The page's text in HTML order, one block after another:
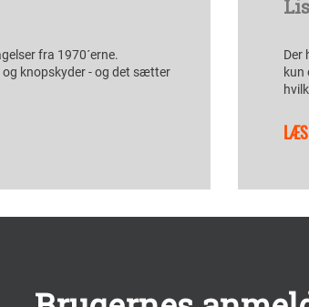
fra 1970´erne.
knopskyder - og det sætter
Der
kun